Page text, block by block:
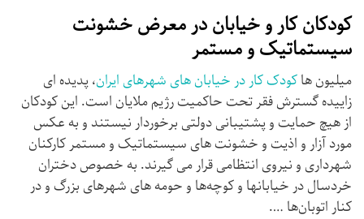
کودکان کار و خیابان در معرض خشونت
سیستماتیک و مستمر
میلیون هاکودک کار در خیابان های شهرهای ایران، پدیده ای
زاییده گسترش فقر تحت حاکمیت رژیم ملایان است. این کودکان
از هیچ حمایت و پشتیبانی دولتی برخوردار نیستند و به عکس
مورد آزار و اذیت و خشونت های سیستماتیک و مستمر کارکنان
شهرداری و نیروی انتظامی قرار می گیرند. به خصوص دختران
خردسال در خیابانها و کوچه‌ها و حومه های شهرهای بزرگ و در
کنار اتوبان‌ها ….